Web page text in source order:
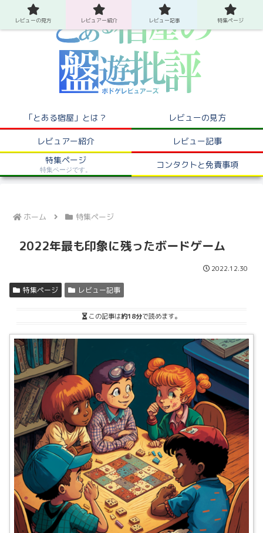
「とある宿屋」とは？ レビューの見方
レビュアー紹介
レビュー記事
特集ページ
特集ページです。 コンタクトと免責事項
ホーム 特集ページ
2022年最も印象に残ったボードゲーム
2022.12.30
特集ページ レビュー記事
この記事は約18分で読めます。
レビューの見方 レビュアー紹介 レビュー記事 特集ページ